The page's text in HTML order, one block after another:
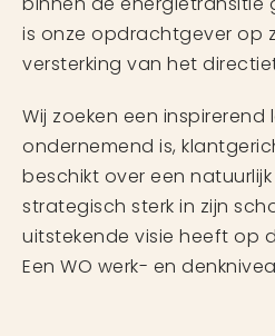
is onze opdrachtgever op
versterking van het
Wij zoeken een inspirerend
ondernemend is,
beschikt over een
strategisch sterk in zijn
uitstekende visie heeft op
Een WO werk- en